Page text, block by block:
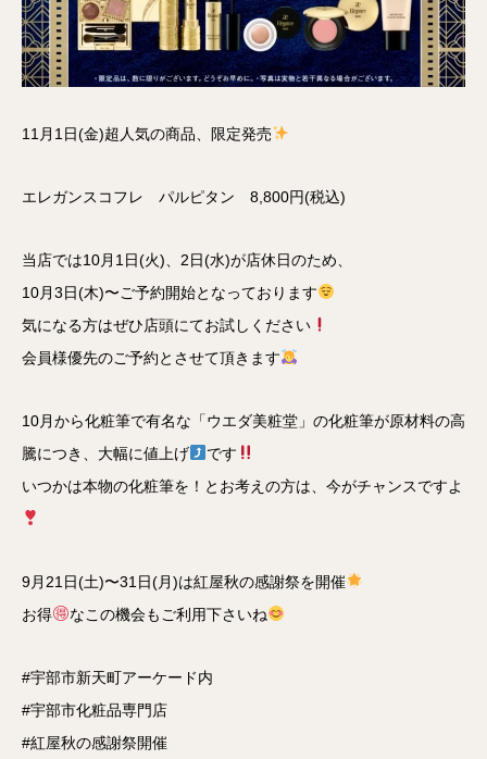
11月1日(金)超人気の商品、限定発売
エレガンスコフレ パルピタン 8,800円(税込)
当店では10月1日(火)、2日(水)が店休日のため、
10月3日(木)〜ご予約開始となっております
気になる方はぜひ店頭にてお試しください
会員様優先のご予約とさせて頂きます
10月から化粧筆で有名な「ウエダ美粧堂」の化粧筆が原材料の高
騰につき、大幅に値上げ
です
いつかは本物の化粧筆を！とお考えの方は、今がチャンスですよ
9月21日(土)〜31日(月)は紅屋秋の感謝祭を開催
お得
なこの機会もご利用下さいね
#宇部市新天町アーケード内
#宇部市化粧品専門店
#紅屋秋の感謝祭開催